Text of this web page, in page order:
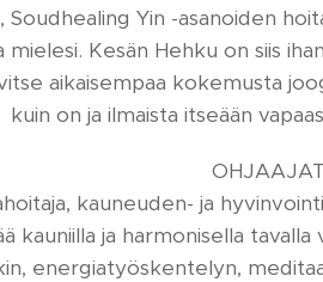
Soudhealing Yin -asanoiden
Kesän Hehku on siis
aikaisempaa kokemusta
kuin on ja ilmaista itseään
OHJAAJAT
kauneuden- ja
kauniilla ja harmonisella
energiatyöskentelyn,